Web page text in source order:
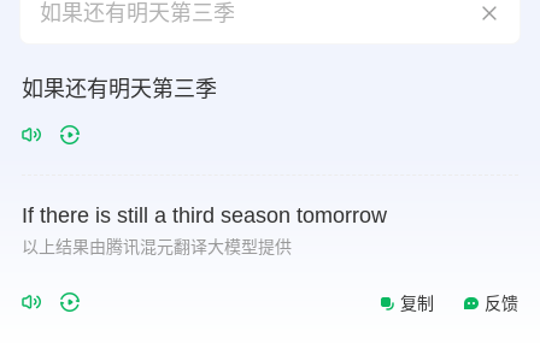
如果还有明天第三季
如果还有明天第三季
If there is still a third season tomorrow
以上结果由腾讯混元翻译大模型提供
复制 反馈